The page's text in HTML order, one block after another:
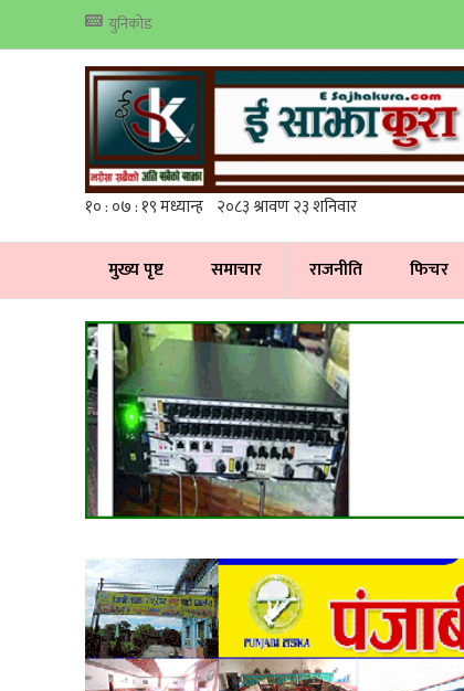
युनिकोड
मुख्य पृष्ट समाचार राजनीति फिचर